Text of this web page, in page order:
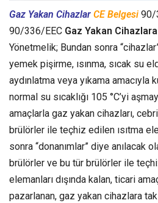
Gaz Yakan Cihazlar CE Belgesi 90/
90/336/EEC Gaz Yakan Cihazlara
Yönetmelik; Bundan sonra
yemek pişirme, ısınma, sıcak su
aydınlatma veya yıkama amacıyla
normal su sıcaklığı 105 °C’yi
amaçlarla gaz yakan cihazları,
brülörler ile teçhiz edilen ısıtma
sonra “donanımlar” diye anılacak
brülörler ve bu tür brülörler ile
elemanları dışında kalan, ticari
pazarlanan, gaz yakan cihazlara